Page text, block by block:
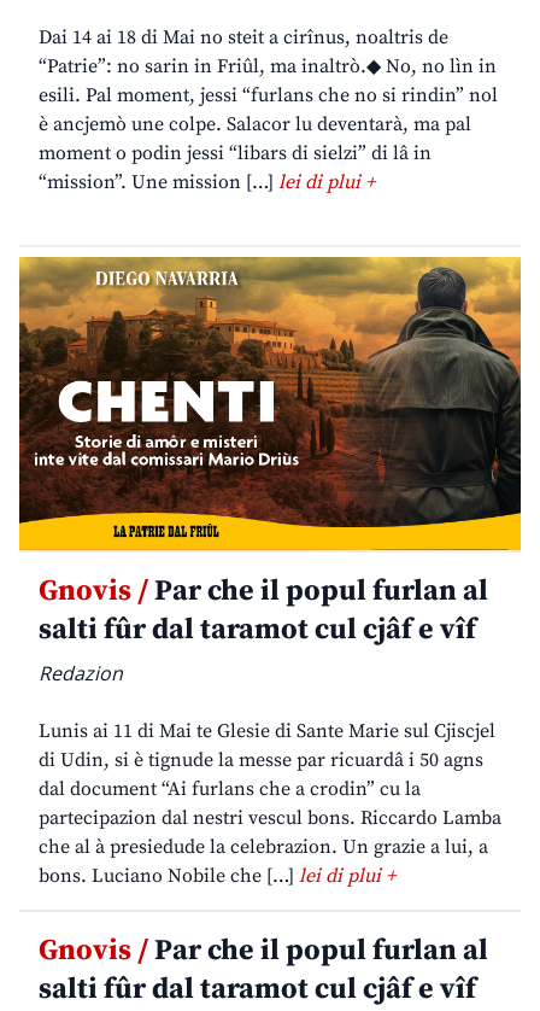
Dai 14 ai 18 di Mai no steit a cirînus, noaltris de
“Patrie”: no sarin in Friûl, ma inaltrò.◆ No, no lìn in
esili. Pal moment, jessi “furlans che no si rindin” nol
è ancjemò une colpe. Salacor lu deventarà, ma pal
moment o podin jessi “libars di sielzi” di lâ in
“mission”. Une mission […] lei di plui +
Gnovis /Par che il popul furlan al
salti fûr dal taramot cul cjâf e vîf
Redazion
Lunis ai 11 di Mai te Glesie di Sante Marie sul Cjiscjel
di Udin, si è tignude la messe par ricuardâ i 50 agns
dal document “Ai furlans che a crodin” cu la
partecipazion dal nestri vescul bons. Riccardo Lamba
che al à presiedude la celebrazion. Un grazie a lui, a
bons. Luciano Nobile che […] lei di plui +
Gnovis /Par che il popul furlan al
salti fûr dal taramot cul cjâf e vîf